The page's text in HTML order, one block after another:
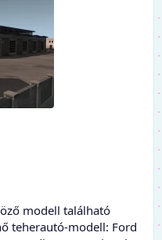
modell található
teherautó-modell: Ford